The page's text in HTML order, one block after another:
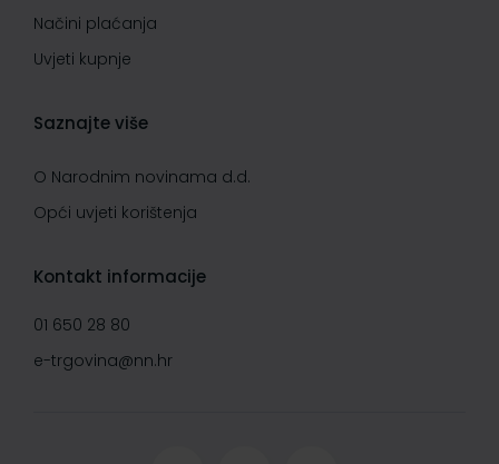
Načini plaćanja
Uvjeti kupnje
Saznajte više
O Narodnim novinama d.d.
Opći uvjeti korištenja
Kontakt informacije
01 650 28 80
e-trgovina@nn.hr